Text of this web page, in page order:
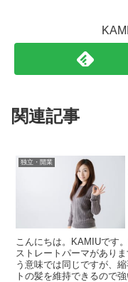
関連記事
独立・開業
こんにちは。KAMIUです
ストレートパーマがあり
う意味では同じですが、
トの髪を維持できるので